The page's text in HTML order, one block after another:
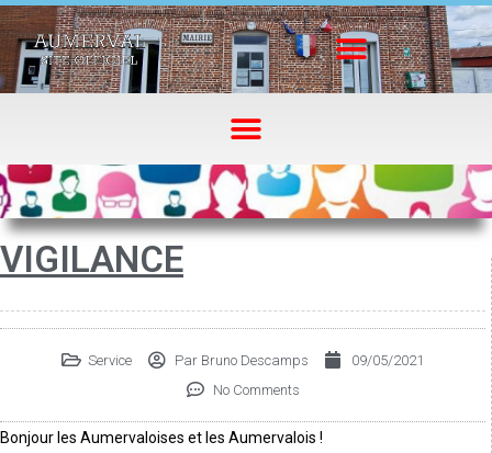
VIGILANCE
Service Par Bruno Descamps
09/05/2021
No Comments
Bonjour les Aumervaloises et les Aumervalois !